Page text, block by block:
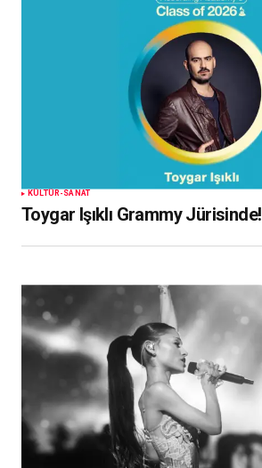
KÜLTÜR-SANAT
Toygar Işıklı Grammy Jürisinde!